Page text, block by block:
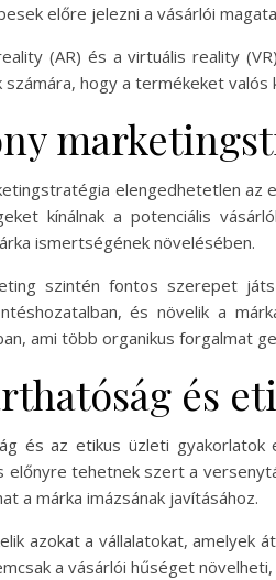
előre jelezni a vásárlói
(AR) és a virtuális reality
számára, hogy a termékeket
elengedhetetlen az
kínálnak a potenciális
ismertségének növelésében.
szintén fontos szerepet
és növelik a
ami több organikus forgalmat
és
és az etikus üzleti gyakorlatok
előnyre tehetnek szert a
a márka imázsának javításához.
azokat a vállalatokat, amelyek
a vásárlói hűséget